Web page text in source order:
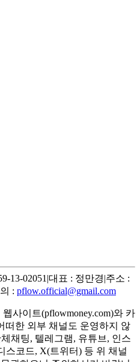
13-02051 |대표 : 정만경|주소 :
: pflow.official@gmail.com
사이트(pflowmoney.com)와 카
떠한 외부 채널도 운영하지 않
채팅, 텔레그램, 유튜브, 인스
스코드, X(트위터) 등 위 채널